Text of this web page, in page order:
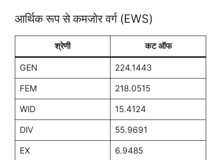
आर्थिक रूप से कमजोर वर्ग (EWS)
श्रेणी कट ऑफ
GEN 224.1443
FEM 218.0515
WID 15.4124
DIV 55.9691
EX 6.9485